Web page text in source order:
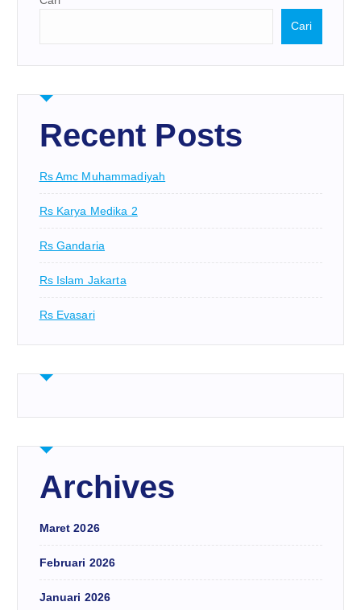
Cari
Recent Posts
Rs Amc Muhammadiyah
Rs Karya Medika 2
Rs Gandaria
Rs Islam Jakarta
Rs Evasari
Archives
Maret 2026
Februari 2026
Januari 2026